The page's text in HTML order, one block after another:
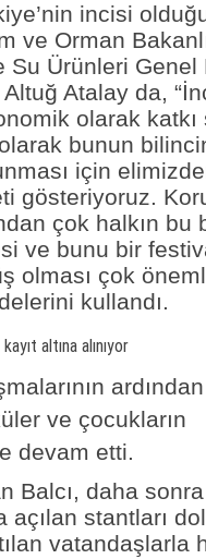
incisi
ve Orman
Su Ürünleri
Atalay da,
olarak katkı
bunun
için
gösteriyoruz.
çok halkın bu
ve bunu bir
olması çok
kullandı.
ve çocukların
devam etti.
Balcı, daha
açılan stantları
vatandaşlarla